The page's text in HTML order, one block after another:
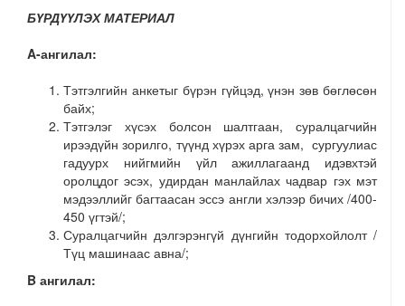
БҮРДҮҮЛЭХ МАТЕРИАЛ
A-ангилал:
Тэтгэлгийн анкетыг бүрэн гүйцэд, үнэн зөв бөглөсөн
байх;
Тэтгэлэг хүсэх болсон шалтгаан, суралцагчийн
ирээдүйн зорилго, түүнд хүрэх арга зам, сургуулиас
гадуурх нийгмийн үйл ажиллагаанд идэвхтэй
оролцдог эсэх, удирдан манлайлах чадвар гэх мэт
мэдээллийг багтаасан эссэ англи хэлээр бичих /400-
450 үгтэй/;
Суралцагчийн дэлгэрэнгүй дүнгийн тодорхойлолт /
Түц машинаас авна/;
B ангилал: